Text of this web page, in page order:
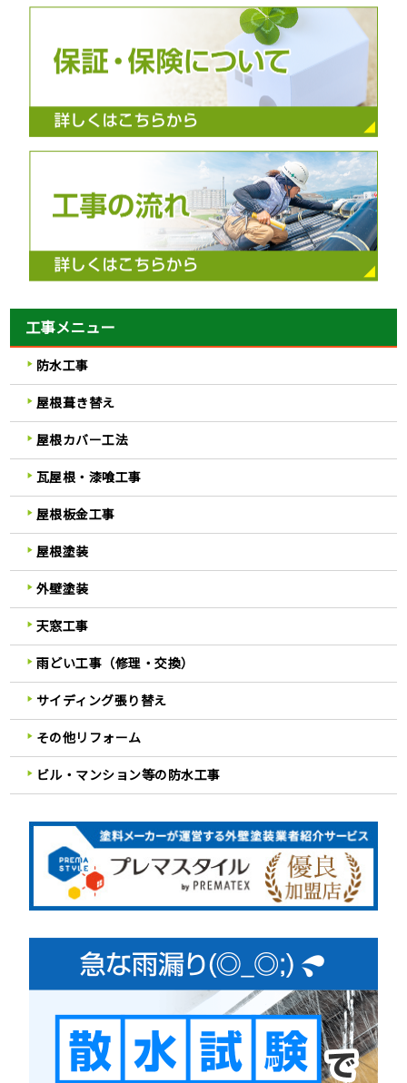
工事メニュー
防水工事
屋根葺き替え
屋根カバー工法
瓦屋根・漆喰工事
屋根板金工事
屋根塗装
外壁塗装
天窓工事
雨どい工事（修理・交換）
サイディング張り替え
その他リフォーム
ビル・マンション等の防水工事